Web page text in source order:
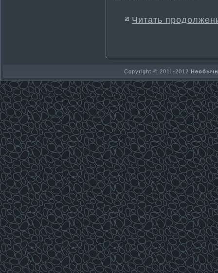
Читать
Copyright © 2011-2012